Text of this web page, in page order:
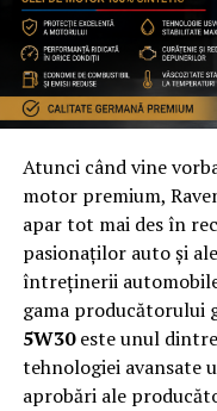
Atunci când vine
motor premium,
apar tot mai des în
pasionaților auto și
întreținerii
gama producătorului
5W30este unul
tehnologiei avansate
aprobări ale